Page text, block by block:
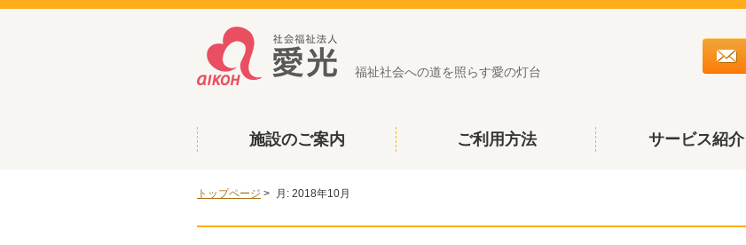
福祉社会への道を照らす愛の灯台
施設のご案内 ご利用方法 サービス紹介
トップページ > 月: 2018年10月